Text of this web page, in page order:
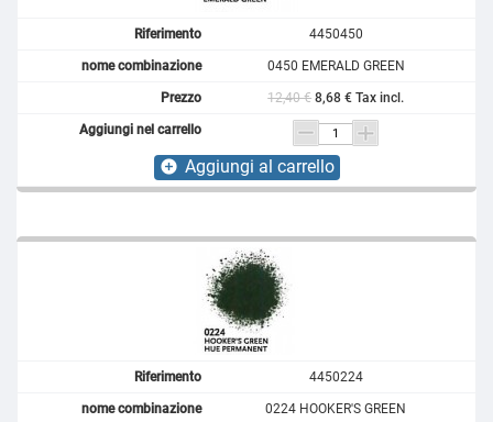
4450450
0450 EMERALD GREEN
12,40 € 8,68 € Tax incl.
add_circle Aggiungi al carrello
4450224
0224 HOOKER'S GREEN